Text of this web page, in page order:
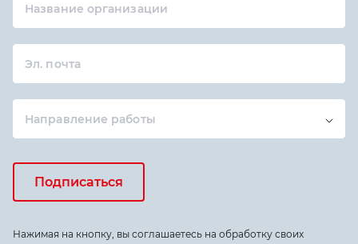
Название организации
Эл. почта
Направление работы
Подписаться
Нажимая на кнопку, вы соглашаетесь на обработку своих